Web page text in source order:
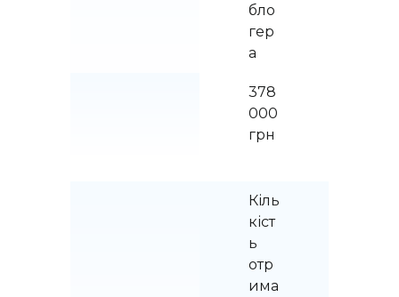
бло
гер
а
378
000
грн
Кіль
кіст
ь
отр
има